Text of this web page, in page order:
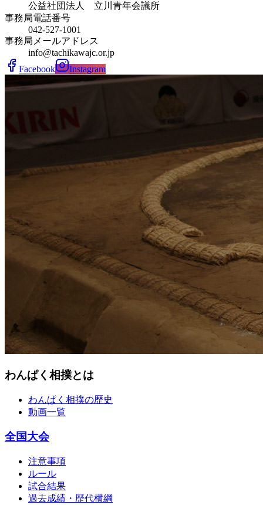
公益社団法人 立川青年会議所
事務局電話番号
042-527-1001
事務局メールアドレス
info@tachikawajc.or.jp
Facebook
Instagram
わんぱく相撲とは
わんぱく相撲の歴史
動画一覧
全国大会
注意事項
ルール
試合結果
過去成績・歴代横綱